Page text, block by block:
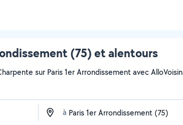
(75) et alentours
sur Paris 1er Arrondissement avec
à